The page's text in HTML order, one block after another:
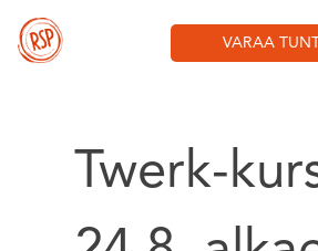
content
VARAA
Twerk-